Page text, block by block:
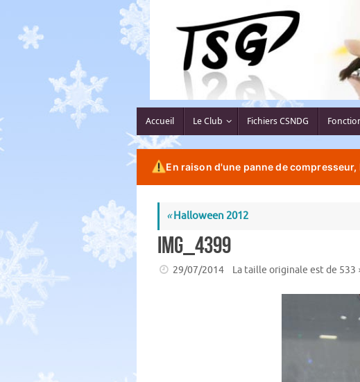
contenu
contenu
Accueil Le Club Fichiers CSNDG
En raison d'une panne de
«Halloween 2012
IMG_4399
29/07/2014 La taille originale est de 533